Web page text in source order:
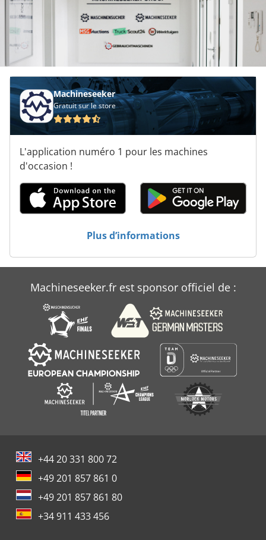
Machineseeker
Gratuit sur le store
L'application numéro 1 pour les machines
d'occasion !
Plus d’informations
Machineseeker.fr est sponsor officiel de :
+44 20 331 800 72
+49 201 857 861 0
+49 201 857 861 80
+34 911 433 456